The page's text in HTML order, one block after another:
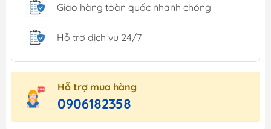
Giao hàng toàn quốc nhanh chóng
Hỗ trợ dịch vụ 24/7
Hỗ trợ mua hàng
0906182358